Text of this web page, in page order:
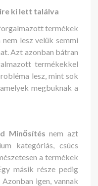
ki lett találva
termékek
nem lesz velük semmi
Azt azonban bátran
termékekkel
lesz, mint sok
megbuknak a
Minősítés nem azt
kategóriás, csúcs
a termékek
másik része pedig
igen, vannak